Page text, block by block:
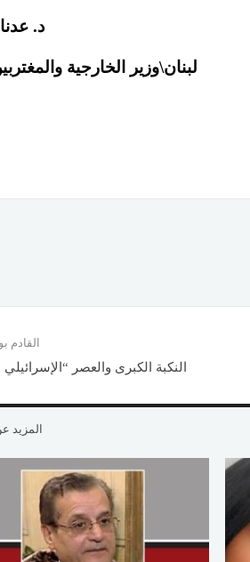
د.
لبنان\وزير الخارجية
القادم
النكبة الكبرى والعصر “الإسرائيلي
المزيد